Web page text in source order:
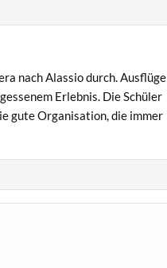
nach Alassio durch. Ausflüge
Erlebnis. Die Schüler
gute Organisation, die immer